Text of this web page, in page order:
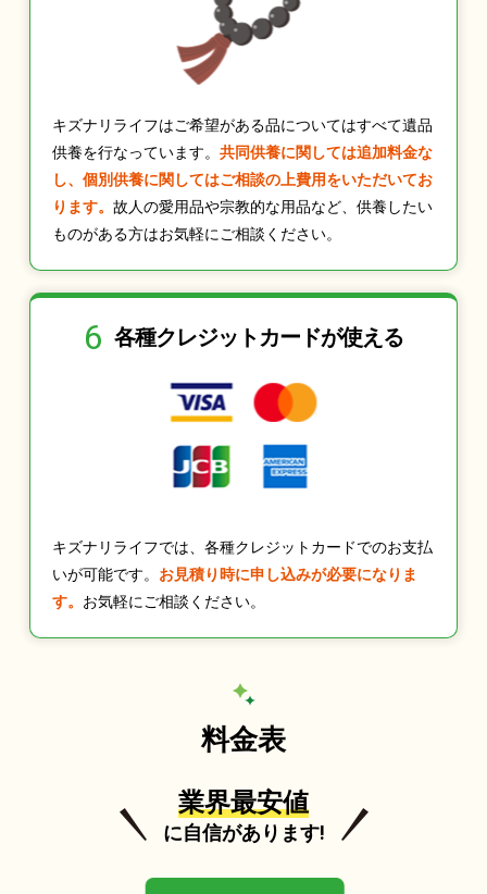
キズナリライフはご希望がある品についてはすべて遺品
供養を行なっています。 共同供養に関しては追加料金な
し、個別供養に関してはご相談の上費用をいただいてお
ります。 故人の愛用品や宗教的な用品など、供養したい
ものがある方はお気軽にご相談ください。
6 各種クレジットカードが使える
キズナリライフでは、各種クレジットカードでのお支払
いが可能です。 お見積り時に申し込みが必要になりま
す。 お気軽にご相談ください。
料金表
業界最安値
に自信があります!